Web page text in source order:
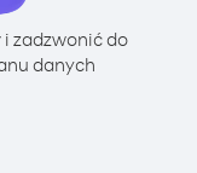
zadzwonić do
danych